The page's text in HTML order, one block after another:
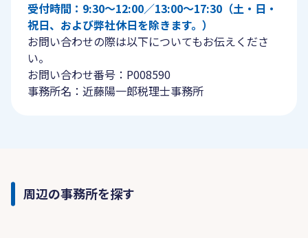
受付時間：9:30〜12:00／13:00〜17:30（土・日・
祝日、および弊社休日を除きます。）
お問い合わせの際は以下についてもお伝えくださ
い。
お問い合わせ番号：P008590
事務所名：近藤陽一郎税理士事務所
周辺の事務所を探す